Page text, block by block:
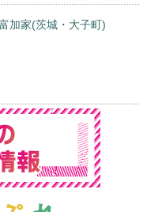
加家(茨城・大子町)